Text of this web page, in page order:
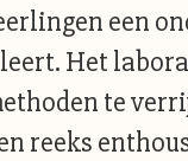
een
Het
te
reeks